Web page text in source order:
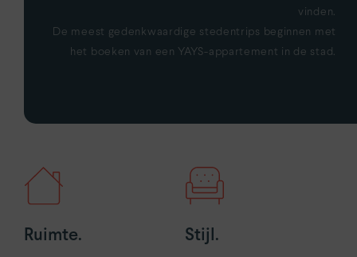
vinden.
De meest gedenkwaardige stedentrips beginnen met
het boeken van een YAYS-appartement in de stad.
Ruimte. Stijl.